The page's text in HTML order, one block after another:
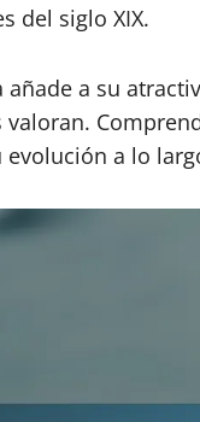
del siglo XIX.
a su
a lo